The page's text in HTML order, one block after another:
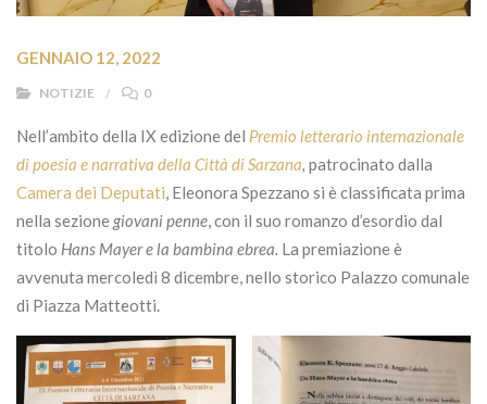
GENNAIO 12, 2022
NOTIZIE 0
Nell’ambito della IX edizione del Premio letterario internazionale
di poesia e narrativa della Città di Sarzana, patrocinato dalla
Camera dei Deputati, Eleonora Spezzano si è classificata prima
nella sezione giovani penne, con il suo romanzo d’esordio dal
titolo Hans Mayer e la bambina ebrea. La premiazione è
avvenuta mercoledì 8 dicembre, nello storico Palazzo comunale
di Piazza Matteotti.